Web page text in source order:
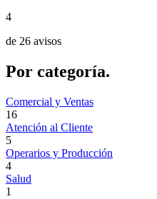
4
de 26 avisos
Por categoría.
Comercial y Ventas
16
Atención al Cliente
5
Operarios y Producción
4
Salud
1